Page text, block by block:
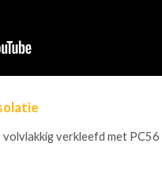
verkleefd met PC56